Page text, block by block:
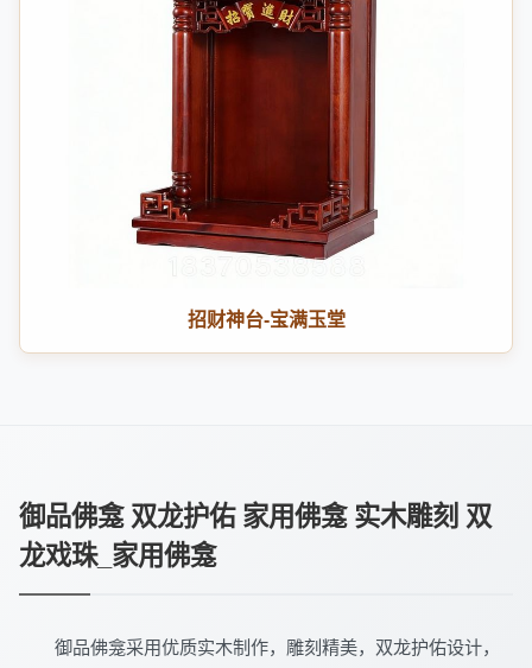
招财神台-宝满玉堂
御品佛龛 双龙护佑 家用佛龛 实木雕刻 双
龙戏珠_家用佛龛
御品佛龛采用优质实木制作，雕刻精美，双龙护佑设计，